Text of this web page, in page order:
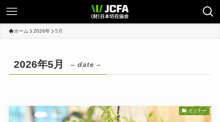
ホーム 2026年 5月
2026年5月 – date –
セミナー